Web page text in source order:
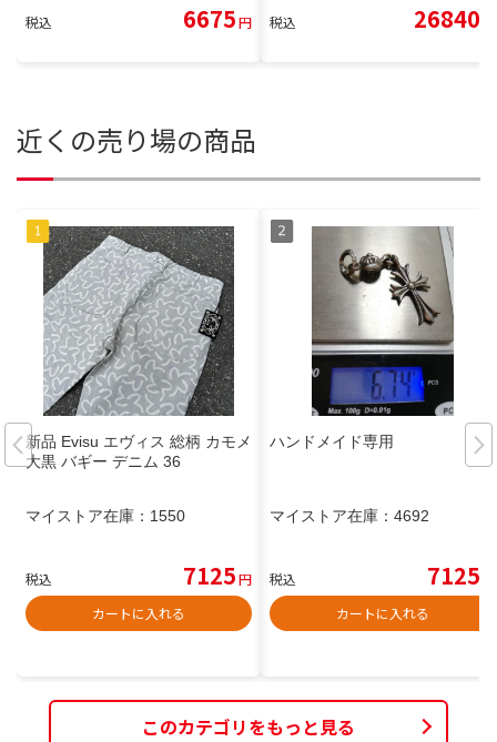
税込 6675円 税込 26840
近くの売り場の商品
新品 Evisu エヴィス 総柄 カモメ
大黒 バギー デニム 36
マイストア在庫： 1550
税込 7125円
カートに入れる
ハンドメイド専用
マイストア在庫： 4692
税込 7125
カートに入れる
このカテゴリをもっと見る